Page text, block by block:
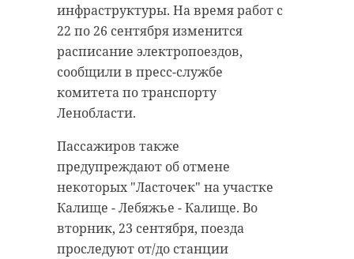
инфраструктуры. На время работ с
22 по 26 сентября изменится
расписание электропоездов,
сообщили в пресс-службе
комитета по транспорту
Ленобласти.
Пассажиров также
предупреждают об отмене
некоторых "Ласточек" на участке
Калище - Лебяжье - Калище. Во
вторник, 23 сентября, поезда
проследуют от/до станции
В зоне СВО погиб
житель Сланцев
Евгений
Кириллов
Орден
вручили
балтийский региональный
инвестиционный форум
Поделиться статьей: